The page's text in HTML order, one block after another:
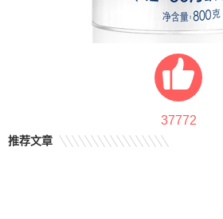
37772
推荐文章